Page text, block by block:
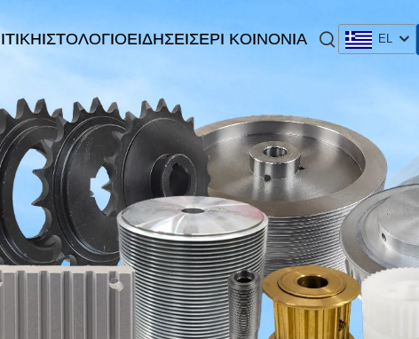
ΙΣΤΟΛΌΓΙΟΕΙΔΉΣΕΙΣEPI KOINONIA EL